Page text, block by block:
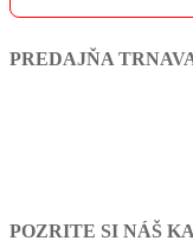
PREDAJŇA
POZRITE SI NÁŠ